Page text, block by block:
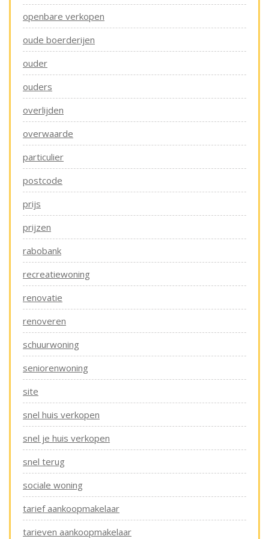
openbare verkopen
oude boerderijen
ouder
ouders
overlijden
overwaarde
particulier
postcode
prijs
prijzen
rabobank
recreatiewoning
renovatie
renoveren
schuurwoning
seniorenwoning
site
snel huis verkopen
snel je huis verkopen
snel terug
sociale woning
tarief aankoopmakelaar
tarieven aankoopmakelaar